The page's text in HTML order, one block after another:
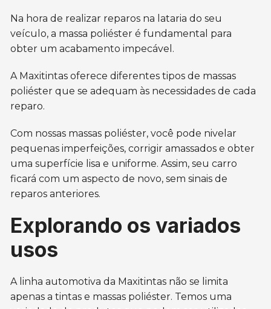
Na hora de realizar reparos na lataria do seu
veículo, a massa poliéster é fundamental para
obter um acabamento impecável.
A Maxitintas oferece diferentes tipos de massas
poliéster que se adequam às necessidades de cada
reparo.
Com nossas massas poliéster, você pode nivelar
pequenas imperfeições, corrigir amassados e obter
uma superfície lisa e uniforme. Assim, seu carro
ficará com um aspecto de novo, sem sinais de
reparos anteriores.
Explorando os variados
usos
A linha automotiva da Maxitintas não se limita
apenas a tintas e massas poliéster. Temos uma